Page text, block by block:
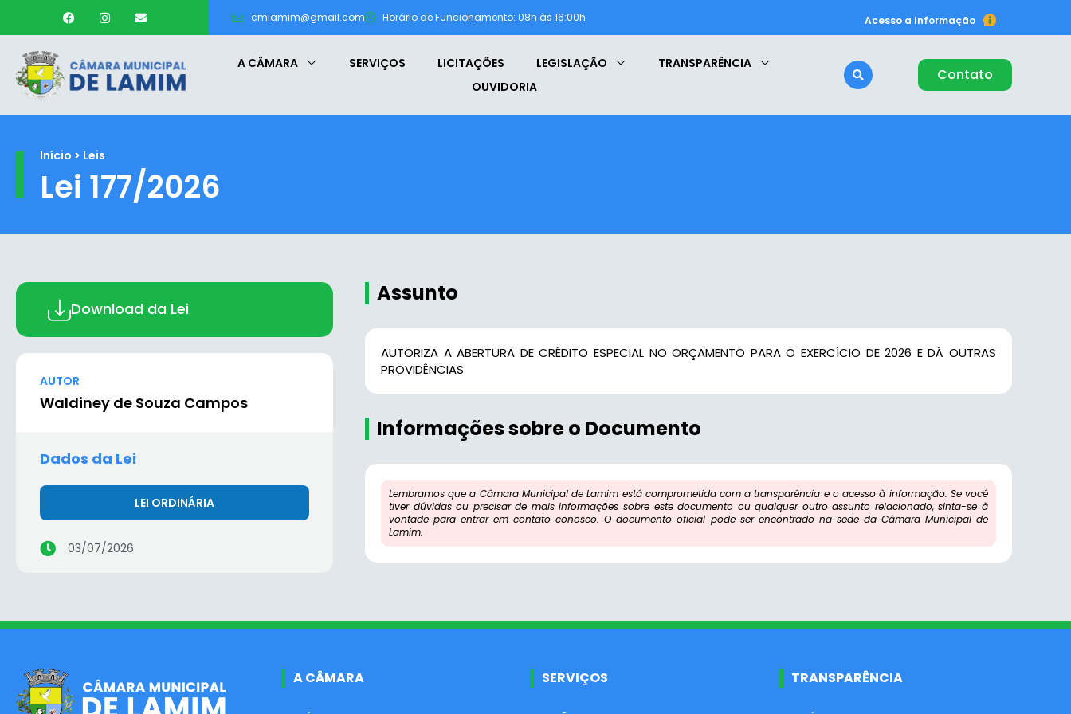
cmlamim@gmail.com Horário de Funcionamento: 08h às 16:00h Acesso a Informação
A CÂMARA SERVIÇOS LICITAÇÕES LEGISLAÇÃO
TRANSPARÊNCIA
OUVIDORIA
Contato
Início > Leis
Lei 177/2026
Download da Lei
AUTOR
Waldiney de Souza Campos
Dados da Lei
LEI ORDINÁRIA
03/07/2026
Assunto
AUTORIZA A ABERTURA DE CRÉDITO ESPECIAL NO ORÇAMENTO PARA O EXERCÍCIO DE 2026 E DÁ OUTRAS
PROVIDÊNCIAS
Informações sobre o Documento
Lembramos que a Câmara Municipal de Lamim está comprometida com a transparência e o acesso à informação. Se você
tiver dúvidas ou precisar de mais informações sobre este documento ou qualquer outro assunto relacionado, sinta-se à
vontade para entrar em contato conosco. O documento oficial pode ser encontrado na sede da Câmara Municipal de
Lamim.
A CÂMARA SERVIÇOS TRANSPARÊNCIA